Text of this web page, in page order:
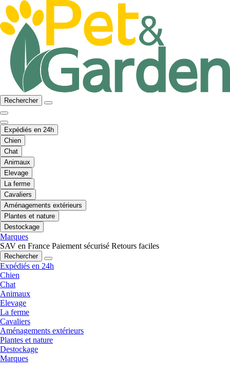
Rechercher
Expédiés en 24h
Chien
Chat
Animaux
Elevage
La ferme
Cavaliers
Aménagements extérieurs
Plantes et nature
Destockage
Marques
SAV en France Paiement sécurisé Retours faciles
Rechercher
Expédiés en 24h
Chien
Chat
Animaux
Elevage
La ferme
Cavaliers
Aménagements extérieurs
Plantes et nature
Destockage
Marques